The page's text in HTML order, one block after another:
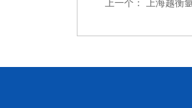
上一个： 上海越衡